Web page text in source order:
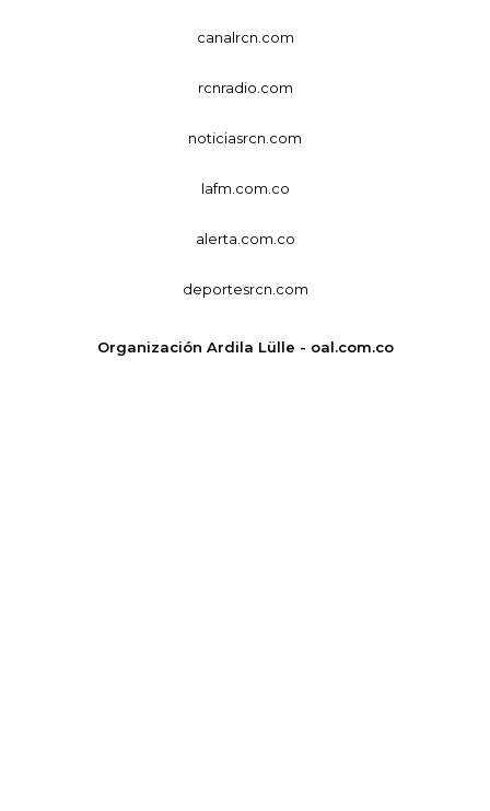
canalrcn.com
rcnradio.com
noticiasrcn.com
lafm.com.co
alerta.com.co
deportesrcn.com
Organización Ardila Lülle - oal.com.co